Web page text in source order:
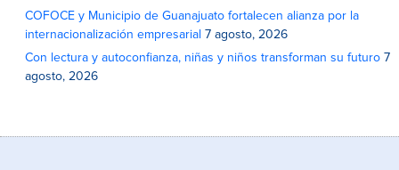
COFOCE y Municipio de Guanajuato fortalecen alianza por la
internacionalización empresarial 7 agosto, 2026
Con lectura y autoconfianza, niñas y niños transforman su futuro 7
agosto, 2026